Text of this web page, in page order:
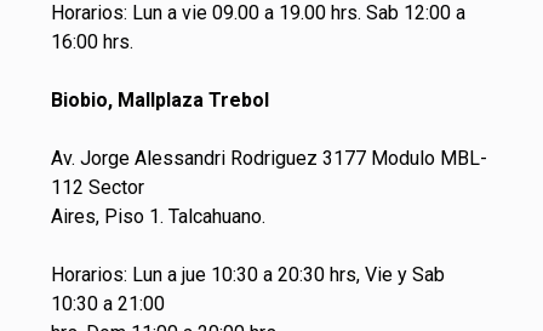
Horarios: Lun a vie 09.00 a 19.00 hrs. Sab 12:00 a
16:00 hrs.
Biobio, Mallplaza Trebol
Av. Jorge Alessandri Rodriguez 3177 Modulo MBL-
112 Sector
Aires, Piso 1. Talcahuano.
Horarios: Lun a jue 10:30 a 20:30 hrs, Vie y Sab
10:30 a 21:00